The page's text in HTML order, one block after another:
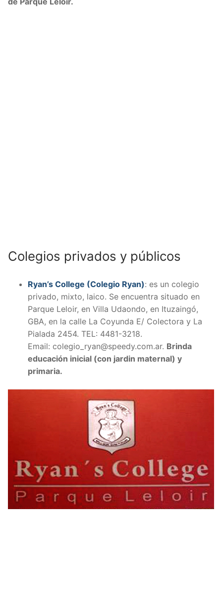
Colegios privados y públicos
Ryan’s College (Colegio Ryan): es un colegio
privado, mixto, laico. Se encuentra situado en
Parque Leloir, en Villa Udaondo, en Ituzaingó,
GBA, en la calle La Coyunda E/ Colectora y La
Pialada 2454. TEL: 4481-3218.
Email: colegio_ryan@speedy.com.ar. Brinda
educación inicial (con jardin maternal) y
primaria.